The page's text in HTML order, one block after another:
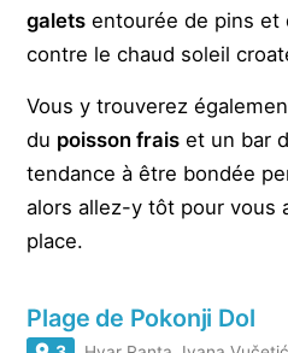
galets entourée de pins et
contre le chaud soleil
Vous y trouverez
du poisson frais et un bar
tendance à être bondée
alors allez-y tôt pour vous
place.
Plage de Pokonji Dol